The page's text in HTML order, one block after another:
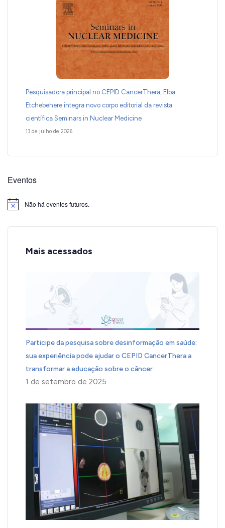
Pesquisadora principal no CEPID CancerThera, Elba
Etchebehere integra novo corpo editorial da revista
científica Seminars in Nuclear Medicine
13 de julho de 2026
Eventos
Notice Não há eventos futuros.
Mais acessados
Participe da pesquisa sobre desinformação em saúde:
sua experiência pode ajudar o CEPID CancerThera a
transformar a educação sobre o câncer
1 de setembro de 2025